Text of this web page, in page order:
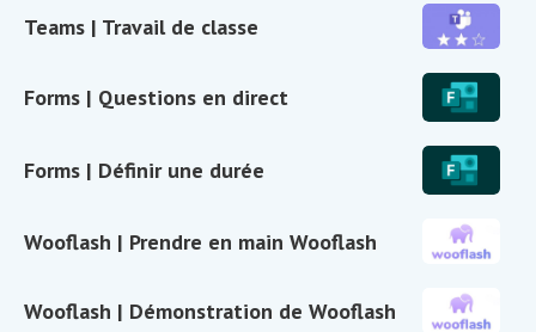
|
Réservation
de
locaux
via
Col.NET
Teams | Travail de classe
Teams
|
Travail
Forms | Questions en direct
Forms
|
Questions
direct
Forms | Définir une durée
Forms
|
Wooflash | Prendre en main Wooflash
Wooflash
Prendre
en
Wooflash | Démonstration de Wooflash
Wooflash